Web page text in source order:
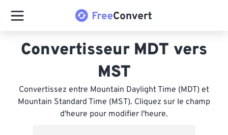
Convertisseur MDT vers
MST
Convertissez entre Mountain Daylight Time (MDT) et
Mountain Standard Time (MST). Cliquez sur le champ
d'heure pour modifier l'heure.